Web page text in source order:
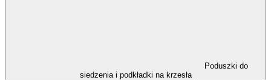
Poduszki do
siedzenia i podkładki na krzesła